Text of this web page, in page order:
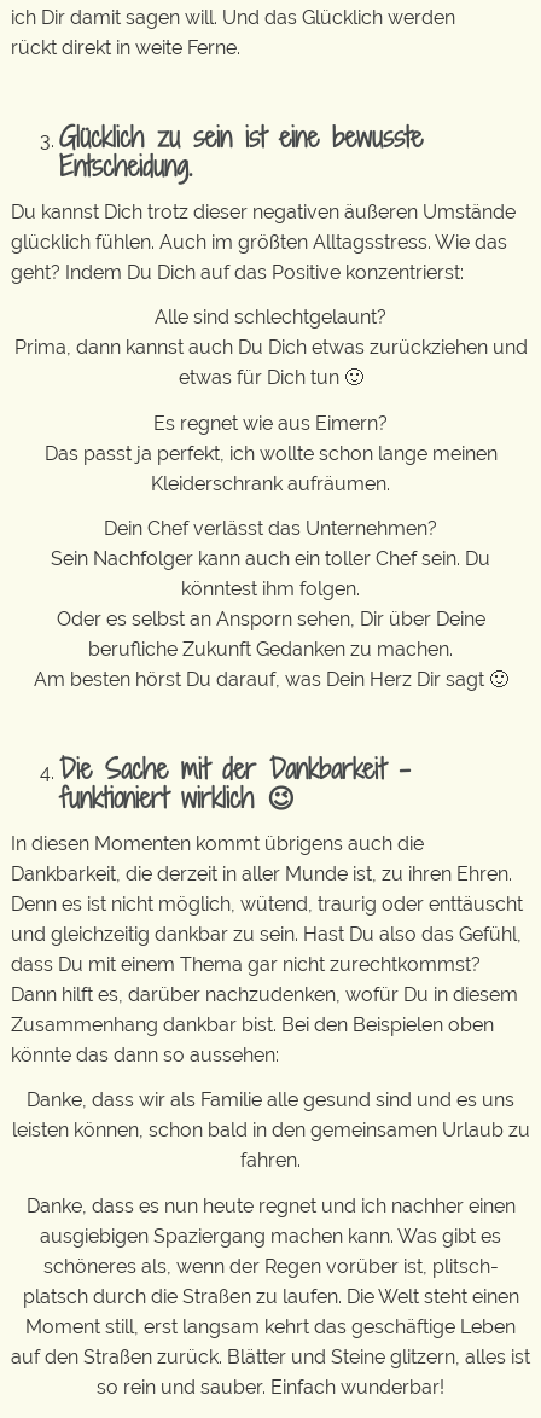
ich Dir damit sagen will. Und das Glücklich werden
rückt direkt in weite Ferne.
Glücklich zu sein ist eine bewusste
Entscheidung.
Du kannst Dich trotz dieser negativen äußeren Umstände
glücklich fühlen. Auch im größten Alltagsstress. Wie das
geht? Indem Du Dich auf das Positive konzentrierst:
Alle sind schlechtgelaunt?
Prima, dann kannst auch Du Dich etwas zurückziehen und
etwas für Dich tun 🙂
Es regnet wie aus Eimern?
Das passt ja perfekt, ich wollte schon lange meinen
Kleiderschrank aufräumen.
Dein Chef verlässt das Unternehmen?
Sein Nachfolger kann auch ein toller Chef sein. Du
könntest ihm folgen.
Oder es selbst an Ansporn sehen, Dir über Deine
berufliche Zukunft Gedanken zu machen.
Am besten hörst Du darauf, was Dein Herz Dir sagt 🙂
Die Sache mit der Dankbarkeit –
funktioniert wirklich 😉
In diesen Momenten kommt übrigens auch die
Dankbarkeit, die derzeit in aller Munde ist, zu ihren Ehren.
Denn es ist nicht möglich, wütend, traurig oder enttäuscht
und gleichzeitig dankbar zu sein. Hast Du also das Gefühl,
dass Du mit einem Thema gar nicht zurechtkommst?
Dann hilft es, darüber nachzudenken, wofür Du in diesem
Zusammenhang dankbar bist. Bei den Beispielen oben
könnte das dann so aussehen:
Danke, dass wir als Familie alle gesund sind und es uns
leisten können, schon bald in den gemeinsamen Urlaub zu
fahren.
Danke, dass es nun heute regnet und ich nachher einen
ausgiebigen Spaziergang machen kann. Was gibt es
schöneres als, wenn der Regen vorüber ist, plitsch-
platsch durch die Straßen zu laufen. Die Welt steht einen
Moment still, erst langsam kehrt das geschäftige Leben
auf den Straßen zurück. Blätter und Steine glitzern, alles ist
so rein und sauber. Einfach wunderbar!